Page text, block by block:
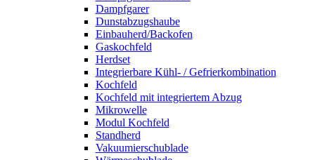
Dampfgarer
Dunstabzugshaube
Einbauherd/Backofen
Gaskochfeld
Herdset
Integrierbare Kühl- / Gefrierkombination
Kochfeld
Kochfeld mit integriertem Abzug
Mikrowelle
Modul Kochfeld
Standherd
Vakuumierschublade